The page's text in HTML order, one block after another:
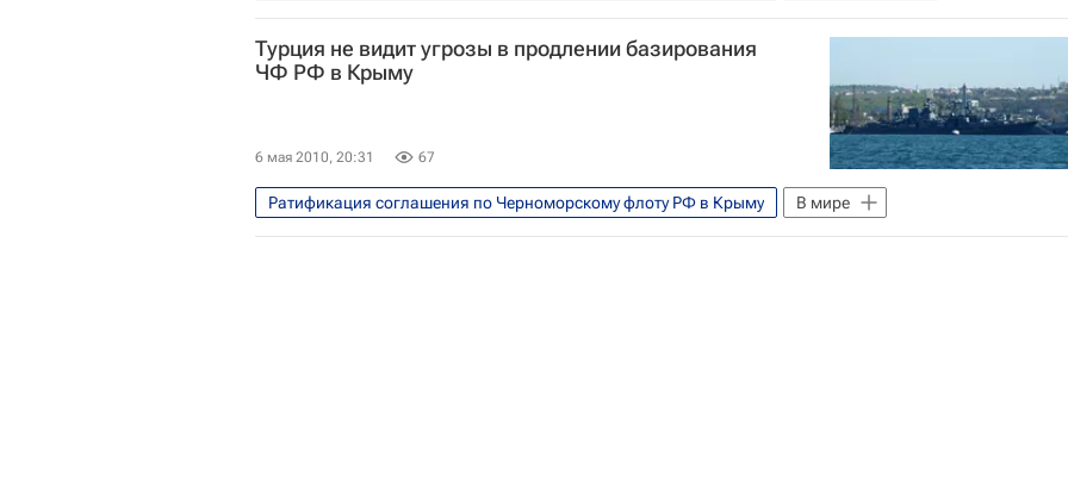
Турция не видит угрозы в продлении базирования
ЧФ РФ в Крыму
6 мая 2010, 20:31 67
Ратификация соглашения по Черноморскому флоту РФ в Крыму В мире